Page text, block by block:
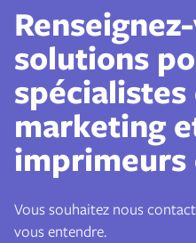
solutions
spécialistes
marketing
imprimeurs
Vous souhaitez nous
vous entendre.